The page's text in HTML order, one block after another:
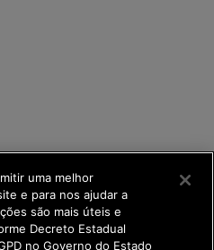
uma melhor
e para nos ajudar a
são mais úteis e
Decreto Estadual
no Governo do Estado